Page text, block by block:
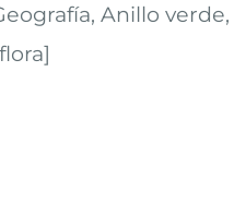
Anillo verde,